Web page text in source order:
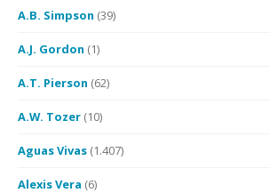
A.B. Simpson (39)
A.J. Gordon (1)
A.T. Pierson (62)
A.W. Tozer (10)
Aguas Vivas (1.407)
Alexis Vera (6)